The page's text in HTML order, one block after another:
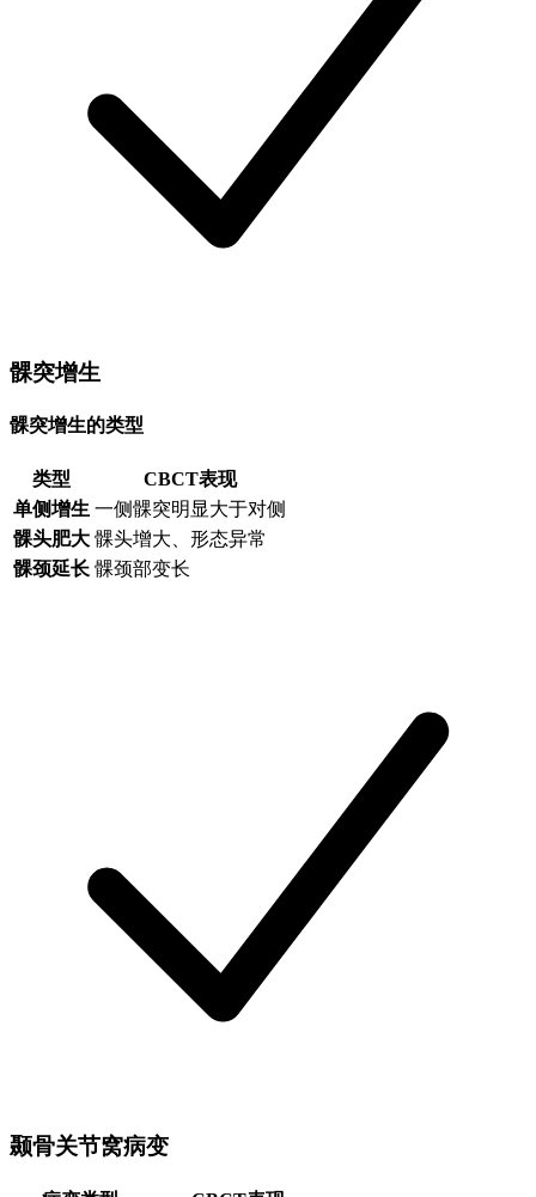
髁突增生
髁突增生的类型
类型
CBCT表现
单侧增生 一侧髁突明显大于对侧
髁头肥大 髁头增大、形态异常
髁颈延长 髁颈部变长
颞骨关节窝病变